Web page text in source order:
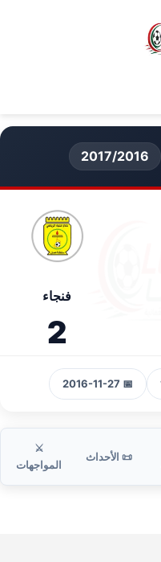
2017/2016
فنجاء
2
📅 2016-11-27
📜 الأحداث
⚔️
المواجهات